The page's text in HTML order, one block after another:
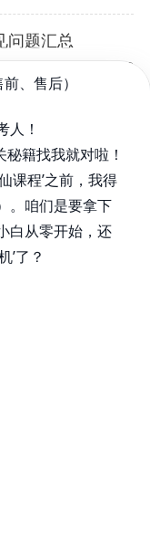
问题汇总
2021.12.03
纲汇总
2021.11.30
名点电话
2022.01.10
时间